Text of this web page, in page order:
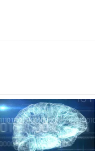
password3
ト名 ネットワーク名
れている